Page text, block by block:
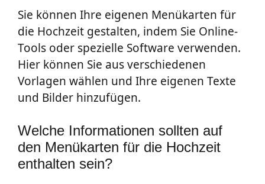
Sie können Ihre eigenen Menükarten für
die Hochzeit gestalten, indem Sie Online-
Tools oder spezielle Software verwenden.
Hier können Sie aus verschiedenen
Vorlagen wählen und Ihre eigenen Texte
und Bilder hinzufügen.
Welche Informationen sollten auf
den Menükarten für die Hochzeit
enthalten sein?